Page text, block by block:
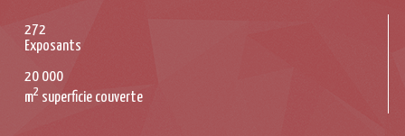
272
Exposants
20 000
m2 superficie couverte